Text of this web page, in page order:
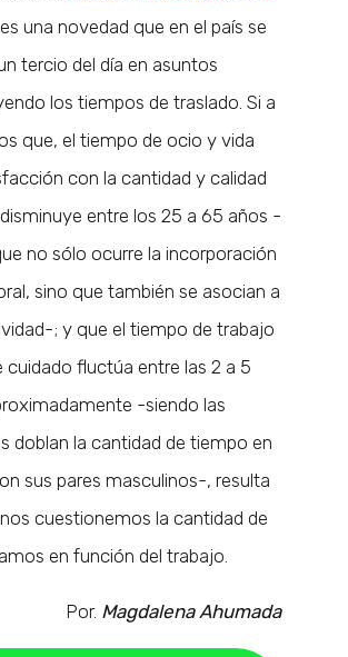
una novedad que en el país se
tercio del día en asuntos
los tiempos de traslado. Si a
que, el tiempo de ocio y vida
con la cantidad y calidad
entre los 25 a 65 años -
no sólo ocurre la incorporación
sino que también se asocian a
; y que el tiempo de trabajo
fluctúa entre las 2 a 5
-siendo las
doblan la cantidad de tiempo en
sus pares masculinos-, resulta
cuestionemos la cantidad de
en función del trabajo.
Por. Magdalena Ahumada